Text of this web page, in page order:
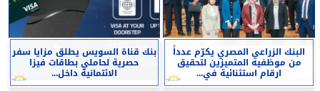
البنك الزراعي المصري يكرّم عدداً
من موظفيه المتميزين لتحقيق
ارقام استثنائية في...
بنك قناة السويس يطلق مزايا سفر
حصرية لحاملي بطاقات فيزا
الائتمانية داخل...